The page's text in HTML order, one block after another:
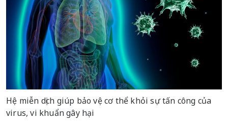
Hệ miễn dịch giúp bảo vệ cơ thể khỏi sự tấn công của
virus, vi khuẩn gây hại